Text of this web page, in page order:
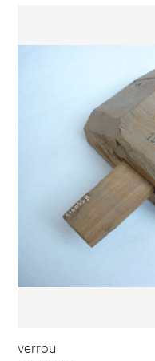
verrou